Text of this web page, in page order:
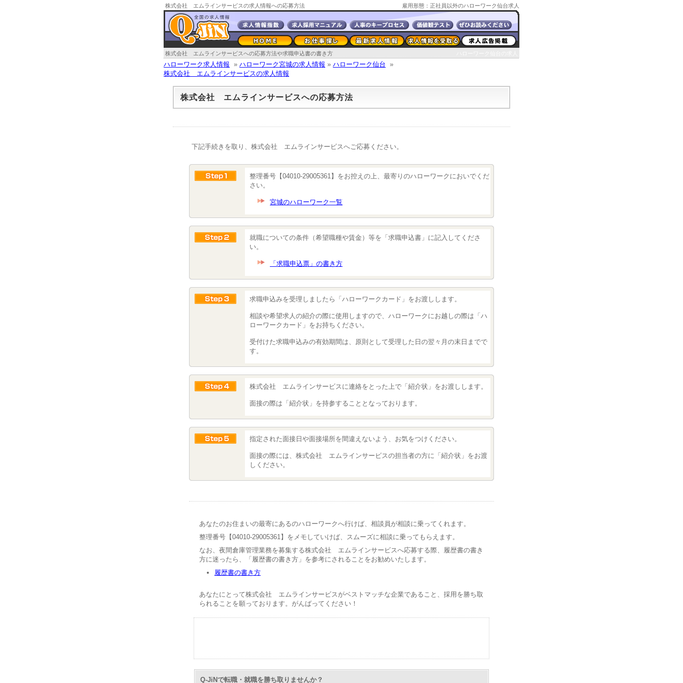
株式会社 エムラインサービスの求人情報への応募方法 雇用形態：正社員以外のハローワーク仙台求人
株式会社 エムラインサービスへの応募方法や求職申込書の書き方
ハローワーク求人情報 » ハローワーク宮城の求人情報 » ハローワーク仙台 »
株式会社 エムラインサービスの求人情報
株式会社 エムラインサービスへの応募方法
下記手続きを取り、株式会社 エムラインサービスへご応募ください。
整理番号【04010-29005361】をお控えの上、最寄りのハローワークにおいでくだ
さい。
宮城のハローワーク一覧
就職についての条件（希望職種や賃金）等を「求職申込書」に記入してくださ
い。
「求職申込票」の書き方
求職申込みを受理しましたら「ハローワークカード」をお渡しします。
相談や希望求人の紹介の際に使用しますので、ハローワークにお越しの際は「ハ
ローワークカード」をお持ちください。
受付けた求職申込みの有効期間は、原則として受理した日の翌々月の末日までで
す。
株式会社 エムラインサービスに連絡をとった上で「紹介状」をお渡しします。
面接の際は「紹介状」を持参することとなっております。
指定された面接日や面接場所を間違えないよう、お気をつけください。
面接の際には、株式会社 エムラインサービスの担当者の方に「紹介状」をお渡
しください。
あなたのお住まいの最寄にあるのハローワークへ行けば、相談員が相談に乗ってくれます。
整理番号【04010-29005361】をメモしていけば、スムーズに相談に乗ってもらえます。
なお、夜間倉庫管理業務を募集する株式会社 エムラインサービスへ応募する際、履歴書の書き
方に迷ったら、「履歴書の書き方」を参考にされることをお勧めいたします。
履歴書の書き方
あなたにとって株式会社 エムラインサービスがベストマッチな企業であること、採用を勝ち取
られることを願っております。がんばってください！
Q-JiNで転職・就職を勝ち取りませんか？